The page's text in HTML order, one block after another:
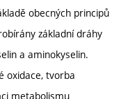
obecných principů
základní dráhy
a aminokyselin.
oxidace, tvorba
metabolismu